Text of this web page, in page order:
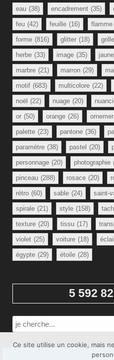
eau (38) encadrement (35)
feu (42) feuille (16) flamme
forme (816) glitter (18) grille
herbe (33) image (35) jaune
marbre (21) marron (29)
motif (683) multicolore (22)
noël (22) nuage (20)
or (50) orange (26)
palette (23) pantone (36)
paramètre (38) pastel (20)
personnage (20) photographie
pinceau (288) rosace (20)
rétro (60) sable (24) saint-
spirale (21) style (158)
texture (20) tissu (17)
violet (25) voiture (18)
égypte (29) étoile (28)
5 592
Rechercher
Ce site utilise un cookie, mais